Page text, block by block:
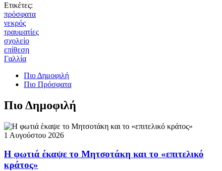
Ετικέτες:
πρόσφατα
νεκρός
τραυματίες
σχολείο
επίθεση
Γαλλία
Πιο Δημοφιλή
Πιο Πρόσφατα
Πιο Δημοφιλή
1 Αυγούστου 2026
Η φωτιά έκαψε το Μητσοτάκη και το «επιτελικό
κράτος»